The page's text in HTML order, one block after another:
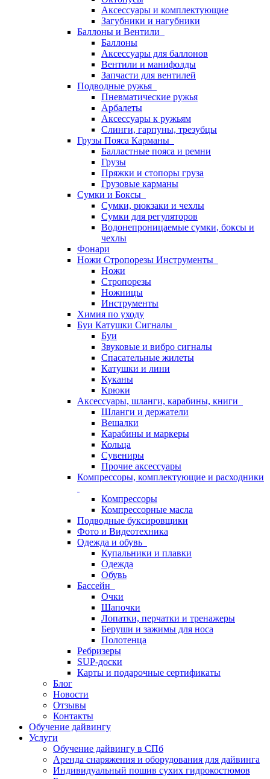
Аксессуары и комплектующие
Загубники и нагубники
Баллоны и Вентили
Баллоны
Аксессуары для баллонов
Вентили и манифолды
Запчасти для вентилей
Подводные ружья
Пневматические ружья
Арбалеты
Аксессуары к ружьям
Слинги, гарпуны, трезубцы
Грузы Пояса Карманы
Балластные пояса и ремни
Грузы
Пряжки и стопоры груза
Грузовые карманы
Сумки и Боксы
Сумки, рюкзаки и чехлы
Сумки для регуляторов
Водонепроницаемые сумки, боксы и
чехлы
Фонари
Ножи Стропорезы Инструменты
Ножи
Стропорезы
Ножницы
Инструменты
Химия по уходу
Буи Катушки Сигналы
Буи
Звуковые и вибро сигналы
Спасательные жилеты
Катушки и лини
Куканы
Крюки
Аксессуары, шланги, карабины, книги
Шланги и держатели
Вешалки
Карабины и маркеры
Кольца
Сувениры
Прочие аксессуары
Компрессоры, комплектующие и расходники
Компрессоры
Компрессорные масла
Подводные буксировщики
Фото и Видеотехника
Одежда и обувь
Купальники и плавки
Одежда
Обувь
Бассейн
Очки
Шапочки
Лопатки, перчатки и тренажеры
Беруши и зажимы для носа
Полотенца
Ребризеры
SUP-доски
Карты и подарочные сертификаты
Блог
Новости
Отзывы
Контакты
Обучение дайвингу
Услуги
Обучение дайвингу в СПб
Аренда снаряжения и оборудования для дайвинга
Индивидуальный пошив сухих гидрокостюмов